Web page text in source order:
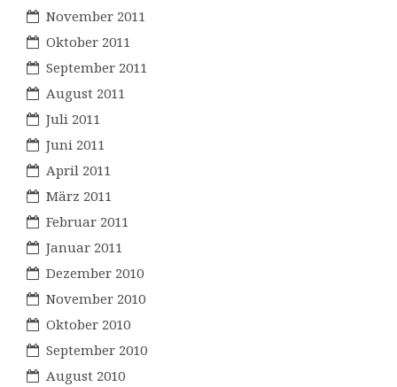
November 2011
Oktober 2011
September 2011
August 2011
Juli 2011
Juni 2011
April 2011
März 2011
Februar 2011
Januar 2011
Dezember 2010
November 2010
Oktober 2010
September 2010
August 2010